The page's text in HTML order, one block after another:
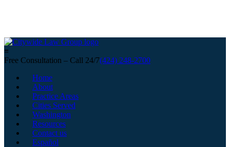
≡
Free Consultation – Call 24/7(424) 248-2700
Home
About
Practice Areas
Cities Served
Washington
Resources
Contact us
Español